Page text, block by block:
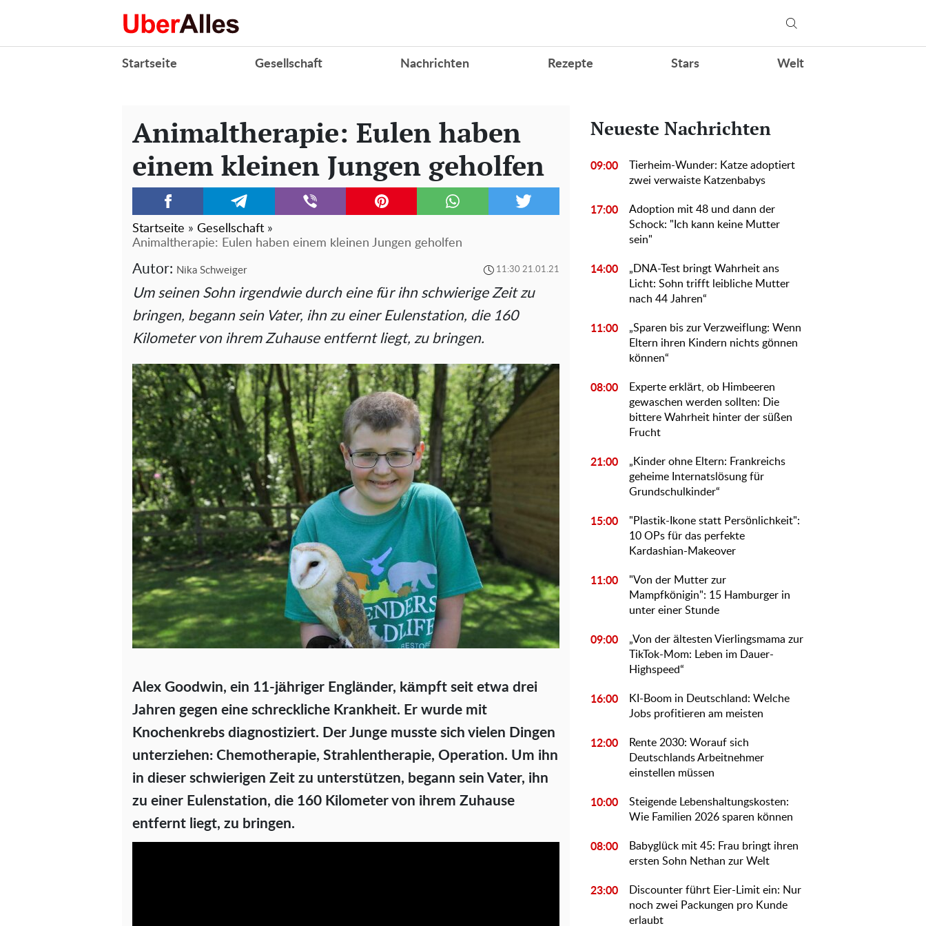
Startseite Gesellschaft Nachrichten Rezepte Stars Welt
Animaltherapie: Eulen haben
einem kleinen Jungen geholfen
Startseite » Gesellschaft »
Animaltherapie: Eulen haben einem kleinen Jungen geholfen
Autor: Nika Schweiger 11:30 21.01.21
Um seinen Sohn irgendwie durch eine für ihn schwierige Zeit zu
bringen, begann sein Vater, ihn zu einer Eulenstation, die 160
Kilometer von ihrem Zuhause entfernt liegt, zu bringen.
Alex Goodwin, ein 11-jähriger Engländer, kämpft seit etwa drei
Jahren gegen eine schreckliche Krankheit. Er wurde mit
Knochenkrebs diagnostiziert. Der Junge musste sich vielen Dingen
unterziehen: Chemotherapie, Strahlentherapie, Operation. Um ihn
in dieser schwierigen Zeit zu unterstützen, begann sein Vater, ihn
zu einer Eulenstation, die 160 Kilometer von ihrem Zuhause
entfernt liegt, zu bringen.
Neueste Nachrichten
09:00
Tierheim-Wunder: Katze adoptiert
zwei verwaiste Katzenbabys
17:00
Adoption mit 48 und dann der
Schock: "Ich kann keine Mutter
sein"
14:00
„DNA-Test bringt Wahrheit ans
Licht: Sohn trifft leibliche Mutter
nach 44 Jahren“
11:00
„Sparen bis zur Verzweiflung: Wenn
Eltern ihren Kindern nichts gönnen
können“
08:00
Experte erklärt, ob Himbeeren
gewaschen werden sollten: Die
bittere Wahrheit hinter der süßen
Frucht
21:00
„Kinder ohne Eltern: Frankreichs
geheime Internatslösung für
Grundschulkinder“
15:00
"Plastik-Ikone statt Persönlichkeit":
10 OPs für das perfekte
Kardashian-Makeover
11:00
"Von der Mutter zur
Mampfkönigin": 15 Hamburger in
unter einer Stunde
09:00
„Von der ältesten Vierlingsmama zur
TikTok-Mom: Leben im Dauer-
Highspeed“
16:00
KI-Boom in Deutschland: Welche
Jobs profitieren am meisten
12:00
Rente 2030: Worauf sich
Deutschlands Arbeitnehmer
einstellen müssen
10:00
Steigende Lebenshaltungskosten:
Wie Familien 2026 sparen können
08:00
Babyglück mit 45: Frau bringt ihren
ersten Sohn Nethan zur Welt
23:00
Discounter führt Eier-Limit ein: Nur
noch zwei Packungen pro Kunde
erlaubt